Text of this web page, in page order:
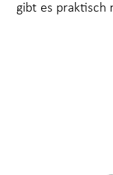
gibt es praktisch